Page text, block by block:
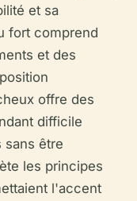
et sa
fort comprend
et des
offre des
difficile
sans être
les principes
l'accent